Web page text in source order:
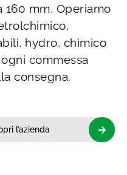
160 mm. Operiamo
hydro, chimico
commessa
consegna.
l’azienda